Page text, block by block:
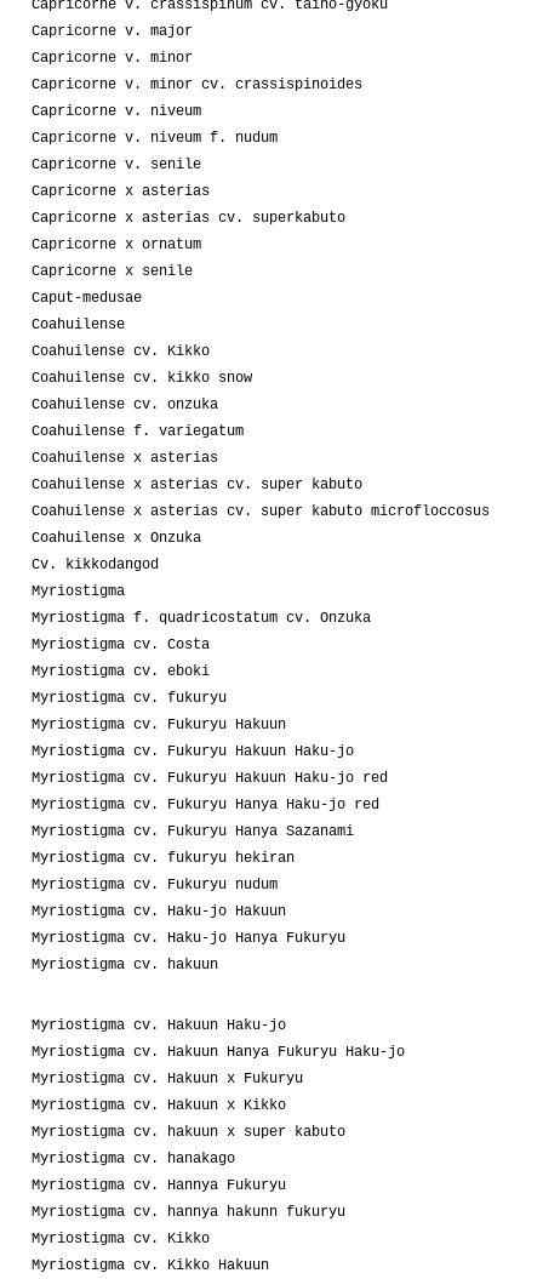
Capricorne v. crassispinum cv. taiho-gyoku
Capricorne v. major
Capricorne v. minor
Capricorne v. minor cv. crassispinoides
Capricorne v. niveum
Capricorne v. niveum f. nudum
Capricorne v. senile
Capricorne x asterias
Capricorne x asterias cv. superkabuto
Capricorne x ornatum
Capricorne x senile
Caput-medusae
Coahuilense
Coahuilense cv. Kikko
Coahuilense cv. kikko snow
Coahuilense cv. onzuka
Coahuilense f. variegatum
Coahuilense x asterias
Coahuilense x asterias cv. super kabuto
Coahuilense x asterias cv. super kabuto microfloccosus
Coahuilense x Onzuka
Cv. kikkodangod
Myriostigma
Myriostigma f. quadricostatum cv. Onzuka
Myriostigma cv. Costa
Myriostigma cv. eboki
Myriostigma cv. fukuryu
Myriostigma cv. Fukuryu Hakuun
Myriostigma cv. Fukuryu Hakuun Haku-jo
Myriostigma cv. Fukuryu Hakuun Haku-jo red
Myriostigma cv. Fukuryu Hanya Haku-jo red
Myriostigma cv. Fukuryu Hanya Sazanami
Myriostigma cv. fukuryu hekiran
Myriostigma cv. Fukuryu nudum
Myriostigma cv. Haku-jo Hakuun
Myriostigma cv. Haku-jo Hanya Fukuryu
Myriostigma cv. hakuun
Myriostigma cv. Hakuun Haku-jo
Myriostigma cv. Hakuun Hanya Fukuryu Haku-jo
Myriostigma cv. Hakuun x Fukuryu
Myriostigma cv. Hakuun x Kikko
Myriostigma cv. hakuun x super kabuto
Myriostigma cv. hanakago
Myriostigma cv. Hannya Fukuryu
Myriostigma cv. hannya hakunn fukuryu
Myriostigma cv. Kikko
Myriostigma cv. Kikko Hakuun